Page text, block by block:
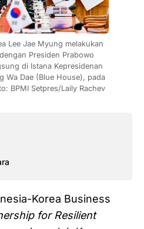
Lee Jae Myung melakukan
Presiden Prabowo
di Istana Kepresidenan
Wa Dae (Blue House), pada
BPMI Setpres/Laily Rachev
Korea Business
for Resilient